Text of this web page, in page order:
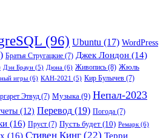
(96) Ubuntu (17) WordPress
Братья Стругацкие (7) Джек Лондон (14)
Дэн Браун (5) Дюна (6) Живопись (8) Жюль
игры (6) КАН-2021 (5) Кир Булычев (7)
Этвуд (7) Музыка (9) Непал-2023
(12) Перевод (19) Погода (7)
(16) Пруст (7) Пусть будет (10) Ремарк (6)
(16) Стивен Кинг (22) Терри